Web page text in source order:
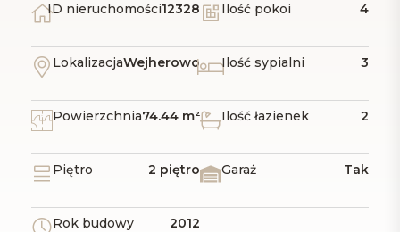
ID nieruchomości12328
LokalizacjaWejherowo
Powierzchnia74.44 m²
Piętro 2 piętro
Rok budowy 2012
Ilość pokoi 4
Ilość sypialni 3
Ilość łazienek 2
Garaż Tak